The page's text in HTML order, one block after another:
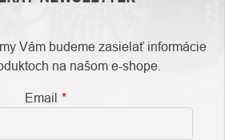
Vám budeme zasielať informácie
na našom e-shope.
Email